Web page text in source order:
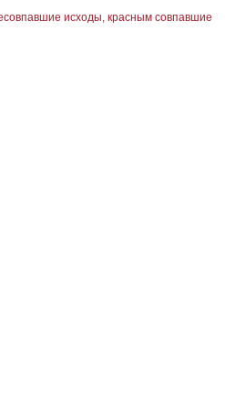
исходы, красным совпавшие